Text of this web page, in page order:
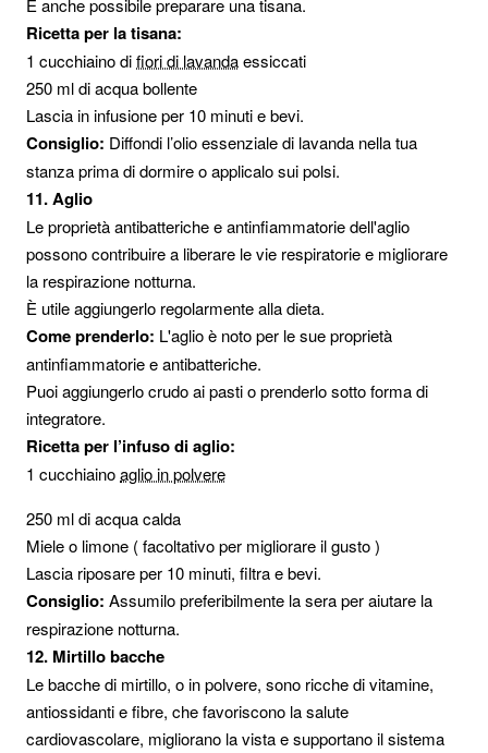
È anche possibile preparare una tisana.
Ricetta per la tisana:
1 cucchiaino difiori di lavandaessiccati
250 ml di acqua bollente
Lascia in infusione per 10 minuti e bevi.
Consiglio: Diffondi l’olio essenziale di lavanda nella tua
stanza prima di dormire o applicalo sui polsi.
11. Aglio
Le proprietà antibatteriche e antinfiammatorie dell'aglio
possono contribuire a liberare le vie respiratorie e migliorare
la respirazione notturna.
È utile aggiungerlo regolarmente alla dieta.
Come prenderlo: L'aglio è noto per le sue proprietà
antinfiammatorie e antibatteriche.
Puoi aggiungerlo crudo ai pasti o prenderlo sotto forma di
integratore.
Ricetta per l’infuso di aglio:
1 cucchiainoaglio in polvere
250 ml di acqua calda
Miele o limone ( facoltativo per migliorare il gusto )
Lascia riposare per 10 minuti, filtra e bevi.
Consiglio: Assumilo preferibilmente la sera per aiutare la
respirazione notturna.
12. Mirtillo bacche
Le bacche di mirtillo, o in polvere, sono ricche di vitamine,
antiossidanti e fibre, che favoriscono la salute
cardiovascolare, migliorano la vista e supportano il sistema